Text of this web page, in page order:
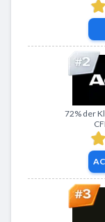
Zu
72% der